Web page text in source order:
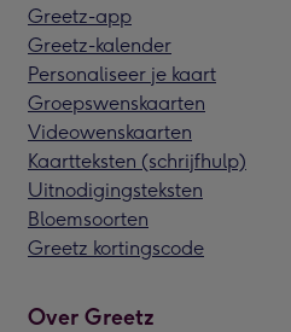
Greetz-app
Greetz-kalender
Personaliseer je kaart
Groepswenskaarten
Videowenskaarten
Kaartteksten (schrijfhulp)
Uitnodigingsteksten
Bloemsoorten
Greetz kortingscode
Over Greetz